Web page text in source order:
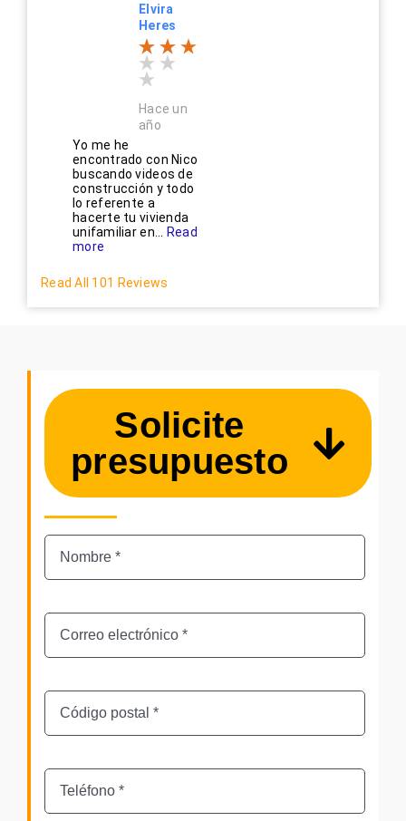
Elvira
Heres
Hace un
año
Yo me he
encontrado con Nico
buscando videos de
construcción y todo
lo referente a
hacerte tu vivienda
unifamiliar en...
Read
more
Read All 101 Reviews
Solicite
presupuesto